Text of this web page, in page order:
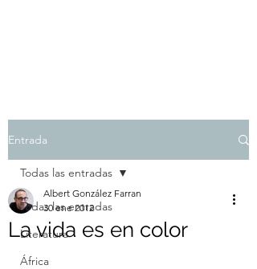
Entrada
Todas las entradas
Literatura
África
Todas las entradas
La vida es en color
Albert González Farran
30 ene 2012